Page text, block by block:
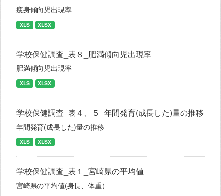
痩身傾向児出現率
XLS XLSX
学校保健調査_表８_肥満傾向児出現率
肥満傾向児出現率
XLS XLSX
学校保健調査_表４、５_年間発育(成長した)量の推移
年間発育(成長した)量の推移
XLS XLSX
学校保健調査_表１_宮崎県の平均値
宮崎県の平均値(身長、体重）